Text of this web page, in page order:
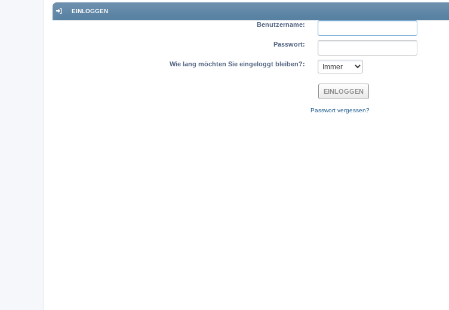
EINLOGGEN
Benutzername:
Passwort:
Wie lang möchten Sie eingeloggt bleiben?:
Passwort vergessen?